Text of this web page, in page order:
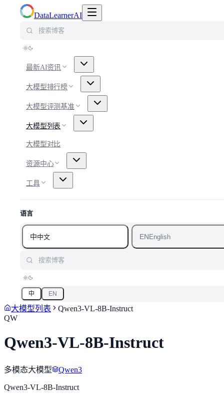
DataLearnerAI
最新AI资讯
大模型排行榜
大模型评测基准
大模型列表
大模型对比
资源中心
工具
语言
中中文 ENEnglish
中 EN
大模型列表
Qwen3-VL-8B-Instruct
QW
Qwen3-VL-8B-Instruct
多模态大模型 Qwen3
Qwen3-VL-8B-Instruct